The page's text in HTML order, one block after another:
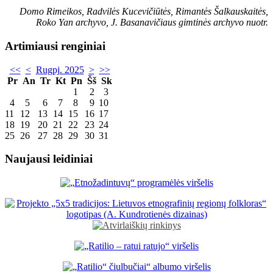
Domo Rimeikos, Radvilės Kucevičiūtės, Rimantės Šalkauskaitės,
Roko Yan archyvo, J. Basanavičiaus gimtinės archyvo nuotr.
Artimiausi renginiai
<< < Rugpj. 2025 > >>
Pr An Tr Kt Pn Šš Sk
1
2
3
4
5 6 7 8 9 10
11
12 13 14 15 16 17
18 19 20 21 22 23 24
25 26 27 28 29 30 31
Naujausi leidiniai